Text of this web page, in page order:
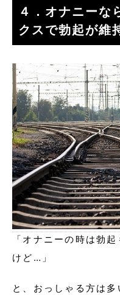
４．オナニーな
クスで勃起が維
「オナニーの時は勃
けど…」
と、おっしゃる方は多